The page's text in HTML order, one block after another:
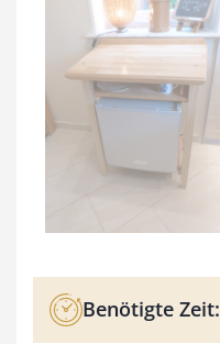
Benötigte Zeit: